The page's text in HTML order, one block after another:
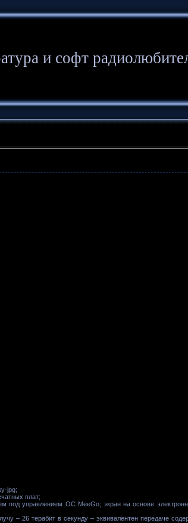
и софт
jpg;
плат;
управлением ОС MeeGo; экран на основе
– 26 терабит в секунду – эквивалентен передаче